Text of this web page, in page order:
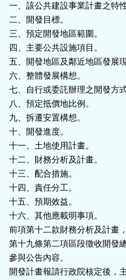
一、該公共建設事業計畫之特
二、開發目標。
三、預定開發地區範圍。
四、主要公共設施項目。
五、開發地區及鄰近地區發展現
六、整體發展構想。
七、自行或委託辦理之開發方式
八、預定抵價地比例。
九、拆遷安置構想。
十、開發進度。
十一、土地使用計畫。
十二、財務分析及計畫。
十三、配合措施。
十四、責任分工。
十五、預期效益。
十六、其他應載明事項。
前項第十二款財務分析及計畫
第十九條第二項區段徵收開發
參與公告內容。
開發計畫報請行政院核定後，